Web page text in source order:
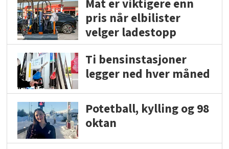
Mat er viktigere enn
pris når elbilister
velger ladestopp
Ti bensinstasjoner
legger ned hver måned
Potetball, kylling og 98
oktan